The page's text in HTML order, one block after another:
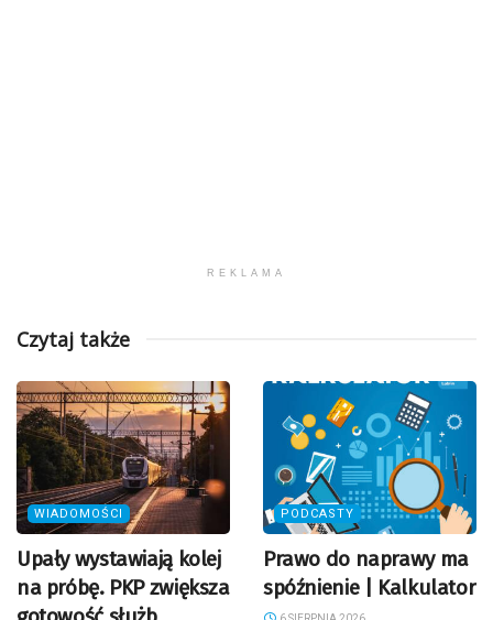
REKLAMA
Czytaj także
WIADOMOŚCI
Upały wystawiają kolej
na próbę. PKP zwiększa
PODCASTY
Prawo do naprawy ma
spóźnienie | Kalkulator